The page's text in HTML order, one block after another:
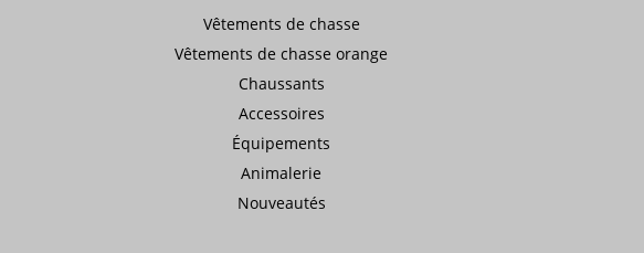
> Laisses, colliers
> Sifflets, grelots
> Accessoires animalerie
Vêtements de chasse
Vêtements de chasse orange
Chaussants
Accessoires
Équipements
Animalerie
Nouveautés